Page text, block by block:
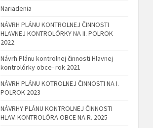
Nariadenia
NÁVRH PLÁNU KONTROLNEJ ČINNOSTI
HLAVNEJ KONTROLÓRKY NA II. POLROK
2022
Návrh Plánu kontrolnej činnosti Hlavnej
kontrolórky obce- rok 2021
NÁVRH PLÁNU KOTROLNEJ ČINNOSTI NA I.
POLROK 2023
NÁVRHY PLÁNU KONTROLNEJ ČINNOSTI
HLAV. KONTROLÓRA OBCE NA R. 2025